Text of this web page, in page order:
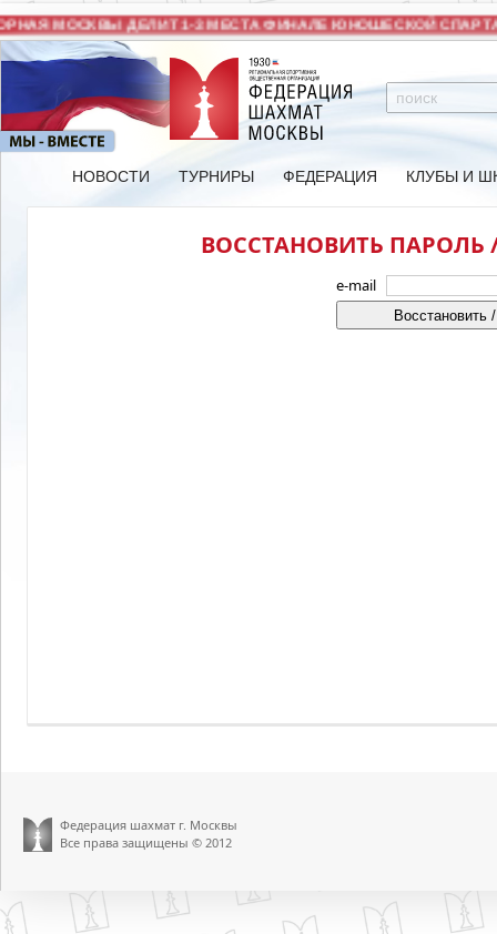
МОСКВЫ ДЕЛИТ 1-3 МЕСТА ФИНАЛЕ ЮНОШЕСКОЙ
НОВОСТИ ТУРНИРЫ ФЕДЕРАЦИЯ КЛУБЫ И
ВОССТАНОВИТЬ ПАРОЛЬ /
e-mail
Федерация шахмат г. Москвы
Все права защищены © 2012